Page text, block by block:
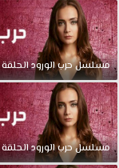
مسلسلحربالورودالحلقة
مسلسلحربالورودالحلقة